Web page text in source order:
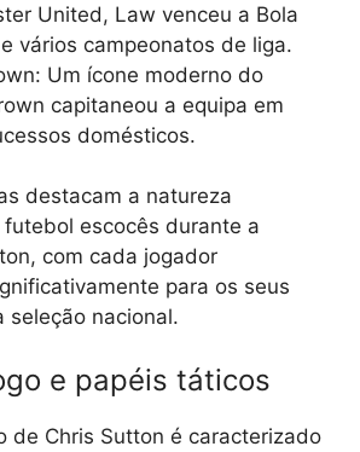
United, Law venceu a Bola
vários campeonatos de liga.
Um ícone moderno do
capitaneou a equipa em
domésticos.
destacam a natureza
escocês durante a
com cada jogador
para os seus
seleção nacional.
e papéis táticos
de Chris Sutton é caracterizado